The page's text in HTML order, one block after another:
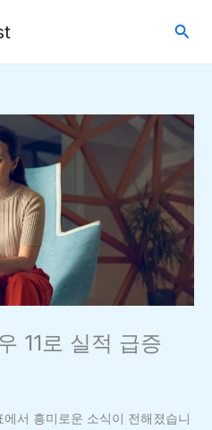
검
11로 실적 급증
서 흥미로운 소식이 전해졌습니